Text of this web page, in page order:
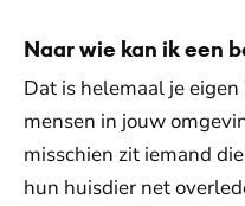
Naar wie kan ik een
Dat is helemaal je
mensen in jouw
misschien zit iemand
hun huisdier net